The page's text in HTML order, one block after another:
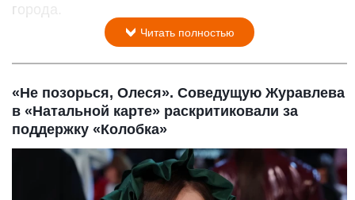
города.
Читать полностью
«Не позорься, Олеся». Соведущую Журавлева
в «Натальной карте» раскритиковали за
поддержку «Колобка»